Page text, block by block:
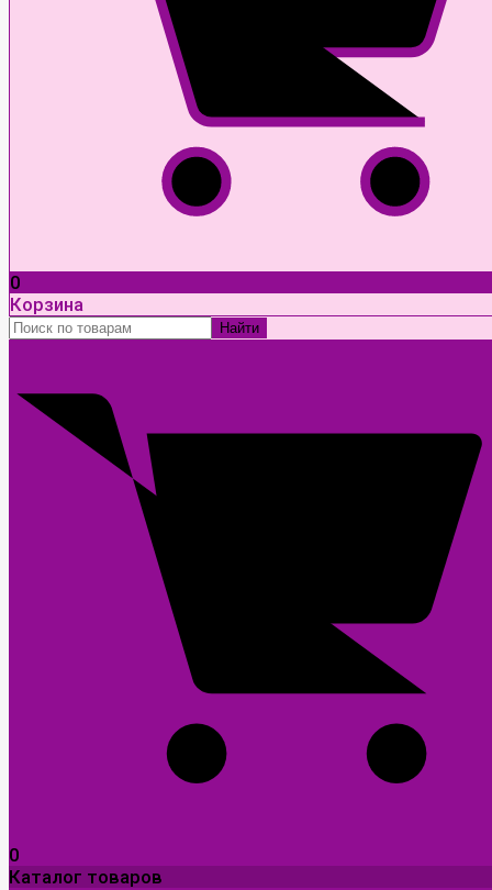
0
Корзина
Найти
0
Каталог товаров